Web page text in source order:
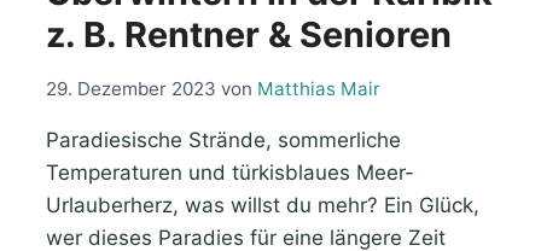
z. B. Rentner & Senioren
29. Dezember 2023 von Matthias Mair
Paradiesische Strände, sommerliche
Temperaturen und türkisblaues Meer-
Urlauberherz, was willst du mehr? Ein Glück,
wer dieses Paradies für eine längere Zeit